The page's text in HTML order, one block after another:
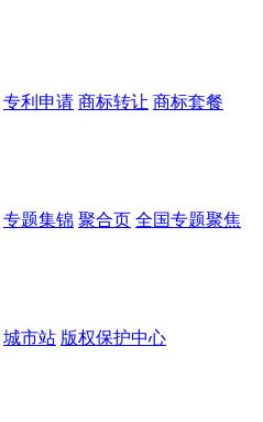
专利申请 商标转让 商标套餐
专题集锦 聚合页 全国专题聚焦
城市站 版权保护中心